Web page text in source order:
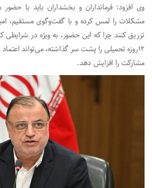
وی افزود: فرمانداران و بخشداران باید با حضور
مشکلات را لمس کرده و با گفت‌وگوی مستقیم،
تزریق کنند چرا که این حضور، به ویژه در
۱۲روزه تحمیلی را پشت سر گذاشته، می‌تواند
مشارکت را افزایش دهد.